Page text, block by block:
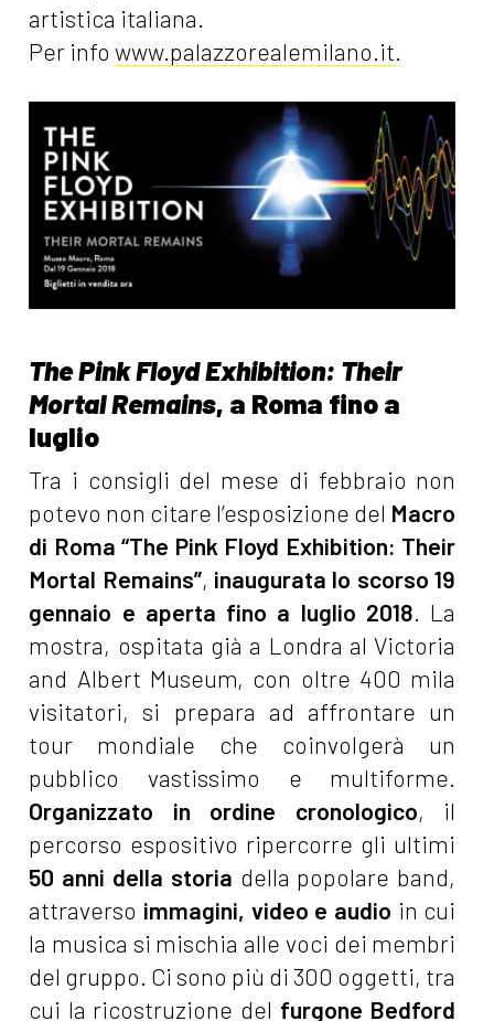
artistica italiana.
Per infowww.palazzorealemilano.it
The Pink Floyd Exhibition: Their
Mortal Remains, a Roma fino a
luglio
Tra i consigli del mese di febbraio non
potevo non citare l’esposizione del Macro
di Roma “The Pink Floyd Exhibition: Their
Mortal Remains”, inaugurata lo scorso 19
gennaio e aperta fino a luglio 2018 . La
mostra, ospitata già a Londra al Victoria
and Albert Museum, con oltre 400 mila
visitatori, si prepara ad affrontare un
tour mondiale che coinvolgerà un
pubblico vastissimo e multiforme.
Organizzato in ordine cronologico, il
percorso espositivo ripercorre gli ultimi
50 anni della storia della popolare band,
attraverso immagini, video e audio in cui
la musica si mischia alle voci dei membri
del gruppo. Ci sono più di 300 oggetti, tra
cui la ricostruzione del furgone Bedford